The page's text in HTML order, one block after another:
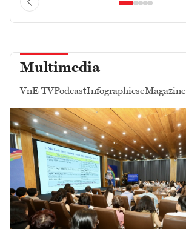
Multimedia
VnE TVPodcastInfographicseMagazine